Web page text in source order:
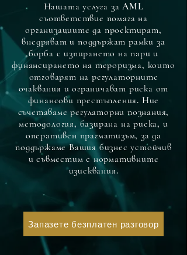
Нашата услуга за AML
съответствие помага на
организациите да проектират,
внедряват и поддържат рамки за
борба с изпирането на пари и
финансирането на тероризма, които
отговарят на регулаторните
очаквания и ограничават риска от
финансови престъпления. Ние
съчетаваме регулаторни познания,
методология, базирана на риска, и
оперативен прагматизъм, за да
поддържаме Вашия бизнес устойчив
и съвместим с нормативните
изисквания.
Запазете безплатен разговор